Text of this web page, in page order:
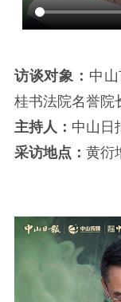
访谈对象： 中
桂书法院名誉院
主持人： 中山日
采访地点： 黄衍